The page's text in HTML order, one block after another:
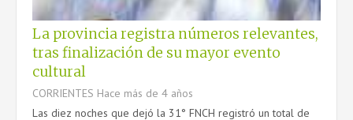
La provincia registra números relevantes,
tras finalización de su mayor evento
cultural
CORRIENTES Hace más de 4 años
Las diez noches que dejó la 31° FNCH registró un total de